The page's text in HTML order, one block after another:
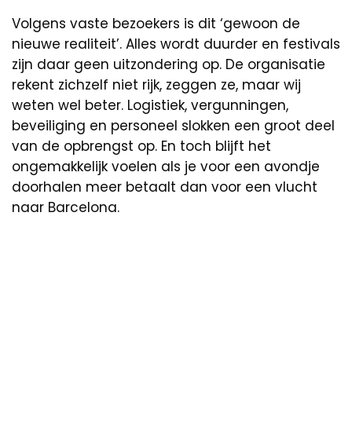
Volgens vaste bezoekers is dit ‘gewoon de
nieuwe realiteit’. Alles wordt duurder en festivals
zijn daar geen uitzondering op. De organisatie
rekent zichzelf niet rijk, zeggen ze, maar wij
weten wel beter. Logistiek, vergunningen,
beveiliging en personeel slokken een groot deel
van de opbrengst op. En toch blijft het
ongemakkelijk voelen als je voor een avondje
doorhalen meer betaalt dan voor een vlucht
naar Barcelona.